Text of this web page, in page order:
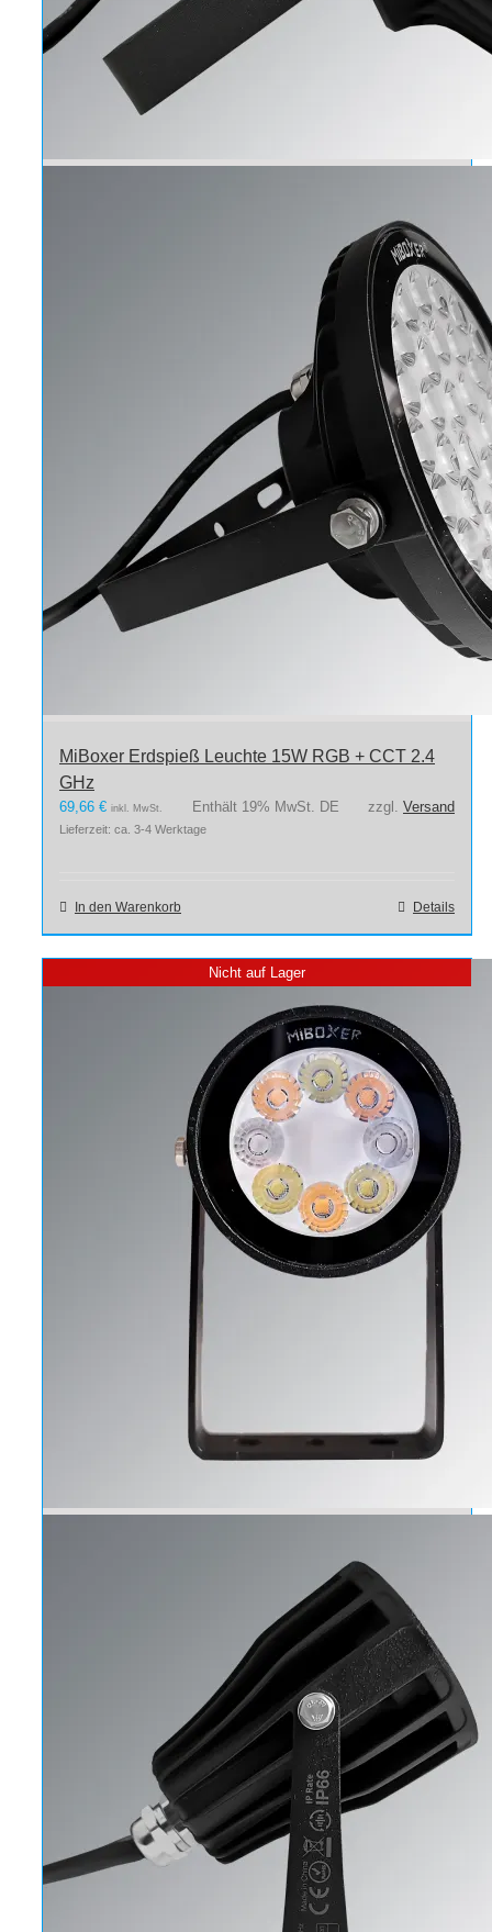
MiBoxer Erdspieß Leuchte 15W RGB + CCT 2.4
GHz
69,66 € inkl. MwSt. Enthält 19% MwSt. DE zzgl. Versand
Lieferzeit: ca. 3-4 Werktage
In den Warenkorb Details
Nicht auf Lager